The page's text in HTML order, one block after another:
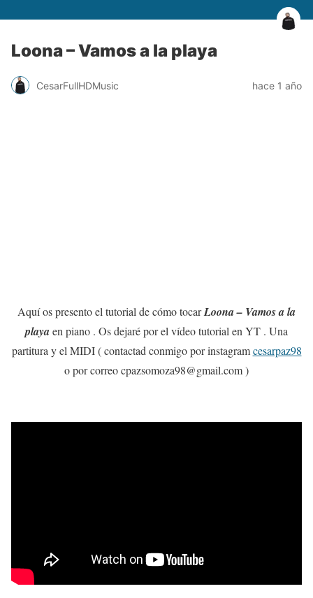
Loona – Vamos a la playa
CesarFullHDMusic hace 1 año
Aquí os presento el tutorial de cómo tocarLoona – Vamos a la
playaen piano . Os dejaré por el vídeo tutorial en YT . Una
partitura y el MIDI ( contactad conmigo por instagramcesarpaz98
o por correo cpazsomoza98@gmail.com )